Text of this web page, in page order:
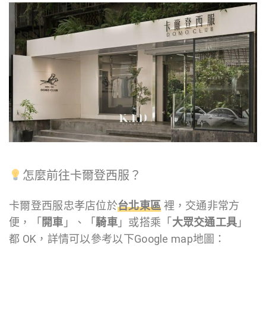
怎麼前往卡爾登西服？
卡爾登西服忠孝店位於台北東區 裡，交通非常方
便，「 開車 」、「騎車 」或搭乘「 大眾交通工具 」
都 OK，詳情可以參考以下Google map地圖：